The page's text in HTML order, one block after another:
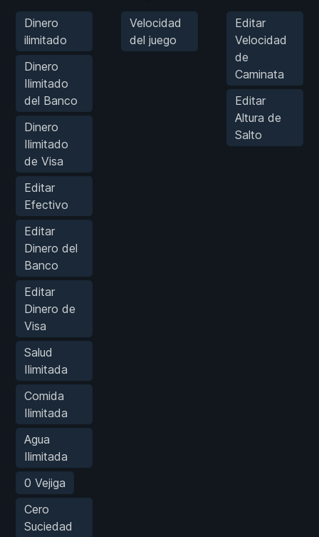
Dinero
ilimitado
Dinero
Ilimitado
del Banco
Dinero
Ilimitado
de Visa
Editar
Efectivo
Editar
Dinero del
Banco
Editar
Dinero de
Visa
Salud
Ilimitada
Comida
Ilimitada
Agua
Ilimitada
0 Vejiga
Cero
Suciedad
Velocidad
del juego
Editar
Velocidad
de
Caminata
Editar
Altura de
Salto